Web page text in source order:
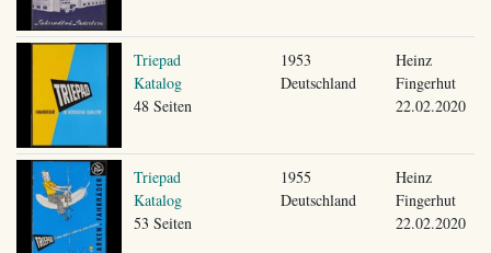
Triepad
Katalog
48 Seiten
1953
Deutschland
Heinz
Fingerhut
22.02.2020
Triepad
Katalog
53 Seiten
1955
Deutschland
Heinz
Fingerhut
22.02.2020